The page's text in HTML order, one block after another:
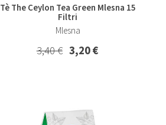
Tè The Ceylon Tea Green Mlesna 15
Filtri
Mlesna
3,40 € 3,20 €